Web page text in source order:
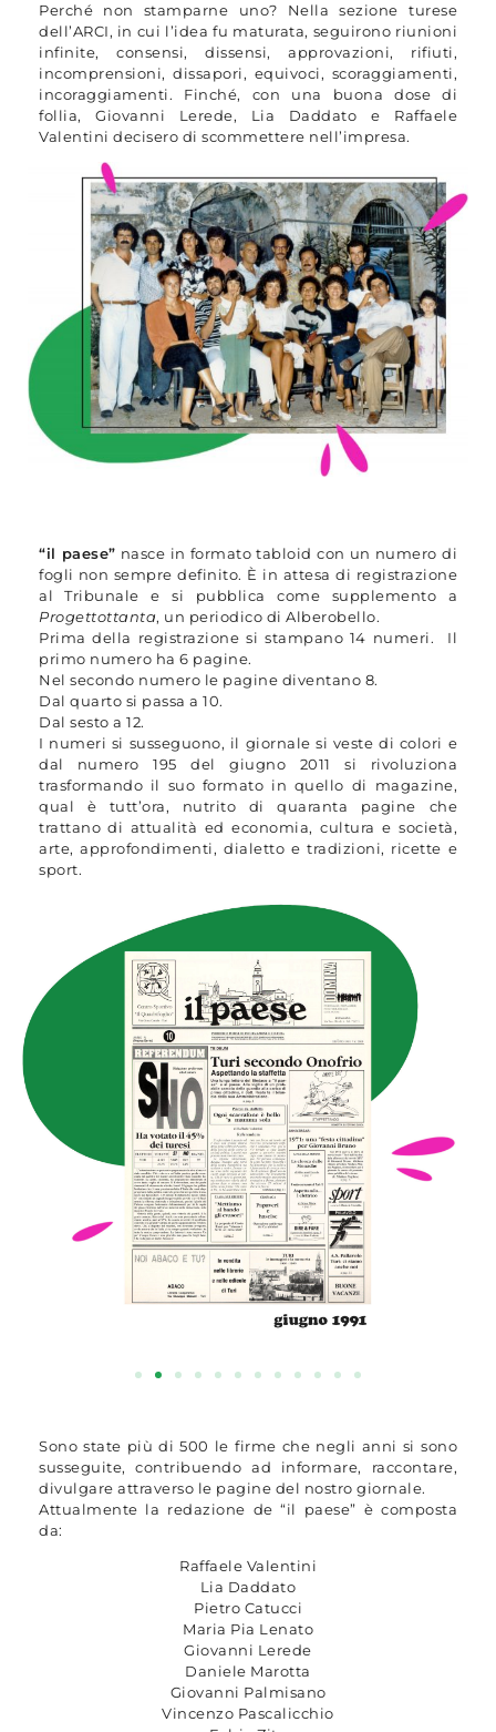
Perché non stamparne uno? Nella sezione turese
dell’ARCI, in cui l’idea fu maturata, seguirono riunioni
infinite, consensi, dissensi, approvazioni, rifiuti,
incomprensioni, dissapori, equivoci, scoraggiamenti,
incoraggiamenti. Finché, con una buona dose di
follia, Giovanni Lerede, Lia Daddato e Raffaele
Valentini decisero di scommettere nell’impresa.
“il paese” nasce in formato tabloid con un numero di
fogli non sempre definito. È in attesa di registrazione
al Tribunale e si pubblica come supplemento a
Progettottanta, un periodico di Alberobello.
Prima della registrazione si stampano 14 numeri. Il
primo numero ha 6 pagine.
Nel secondo numero le pagine diventano 8.
Dal quarto si passa a 10.
Dal sesto a 12.
I numeri si susseguono, il giornale si veste di colori e
dal numero 195 del giugno 2011 si rivoluziona
trasformando il suo formato in quello di magazine,
qual è tutt’ora, nutrito di quaranta pagine che
trattano di attualità ed economia, cultura e società,
arte, approfondimenti, dialetto e tradizioni, ricette e
sport.
Sono state più di 500 le firme che negli anni si sono
susseguite, contribuendo ad informare, raccontare,
divulgare attraverso le pagine del nostro giornale.
Attualmente la redazione de “il paese” è composta
da:
Raffaele Valentini
Lia Daddato
Pietro Catucci
Maria Pia Lenato
Giovanni Lerede
Daniele Marotta
Giovanni Palmisano
Vincenzo Pascalicchio